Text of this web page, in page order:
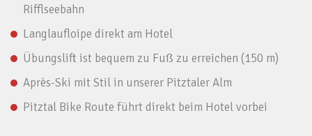
Rifflseebahn
Langlaufloipe direkt am Hotel
Übungslift ist bequem zu Fuß zu erreichen (150 m)
Après-Ski mit Stil in unserer Pitztaler Alm
Pitztal Bike Route führt direkt beim Hotel vorbei